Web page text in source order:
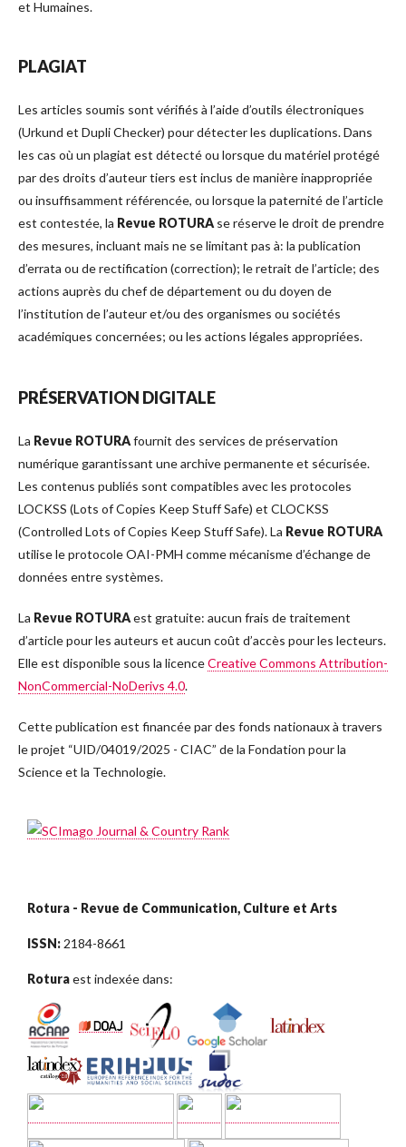
et Humaines.
PLAGIAT
Les articles soumis sont vérifiés à l’aide d’outils électroniques
(Urkund et Dupli Checker) pour détecter les duplications. Dans
les cas où un plagiat est détecté ou lorsque du matériel protégé
par des droits d’auteur tiers est inclus de manière inappropriée
ou insuffisamment référencée, ou lorsque la paternité de l’article
est contestée, la Revue ROTURA se réserve le droit de prendre
des mesures, incluant mais ne se limitant pas à: la publication
d’errata ou de rectification (correction); le retrait de l’article; des
actions auprès du chef de département ou du doyen de
l’institution de l’auteur et/ou des organismes ou sociétés
académiques concernées; ou les actions légales appropriées.
PRÉSERVATION DIGITALE
La Revue ROTURAfournit des services de préservation
numérique garantissant une archive permanente et sécurisée.
Les contenus publiés sont compatibles avec les protocoles
LOCKSS (Lots of Copies Keep Stuff Safe) et CLOCKSS
(Controlled Lots of Copies Keep Stuff Safe). La Revue ROTURA
utilise le protocole OAI-PMH comme mécanisme d’échange de
données entre systèmes.
La Revue ROTURAest gratuite: aucun frais de traitement
d’article pour les auteurs et aucun coût d’accès pour les lecteurs.
Elle est disponible sous la licenceCreative Commons Attribution-
NonCommercial-NoDerivs 4.0.
Cette publication est financée par des fonds nationaux à travers
le projet “UID/04019/2025 - CIAC” de la Fondation pour la
Science et la Technologie.
Rotura - Revue de Communication, Culture et Arts
ISSN: 2184-8661
Roturaest indexée dans: